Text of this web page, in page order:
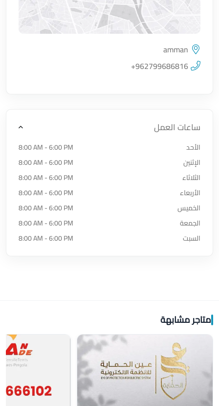
اضغط لتحميل الموقع
amman
+962799686816
ساعات العمل
الأحد
8:00 AM - 6:00 PM
الإثنين
8:00 AM - 6:00 PM
الثلاثاء
8:00 AM - 6:00 PM
الأربعاء
8:00 AM - 6:00 PM
الخميس
8:00 AM - 6:00 PM
الجمعة
8:00 AM - 6:00 PM
السبت
8:00 AM - 6:00 PM
متاجر مشابهة